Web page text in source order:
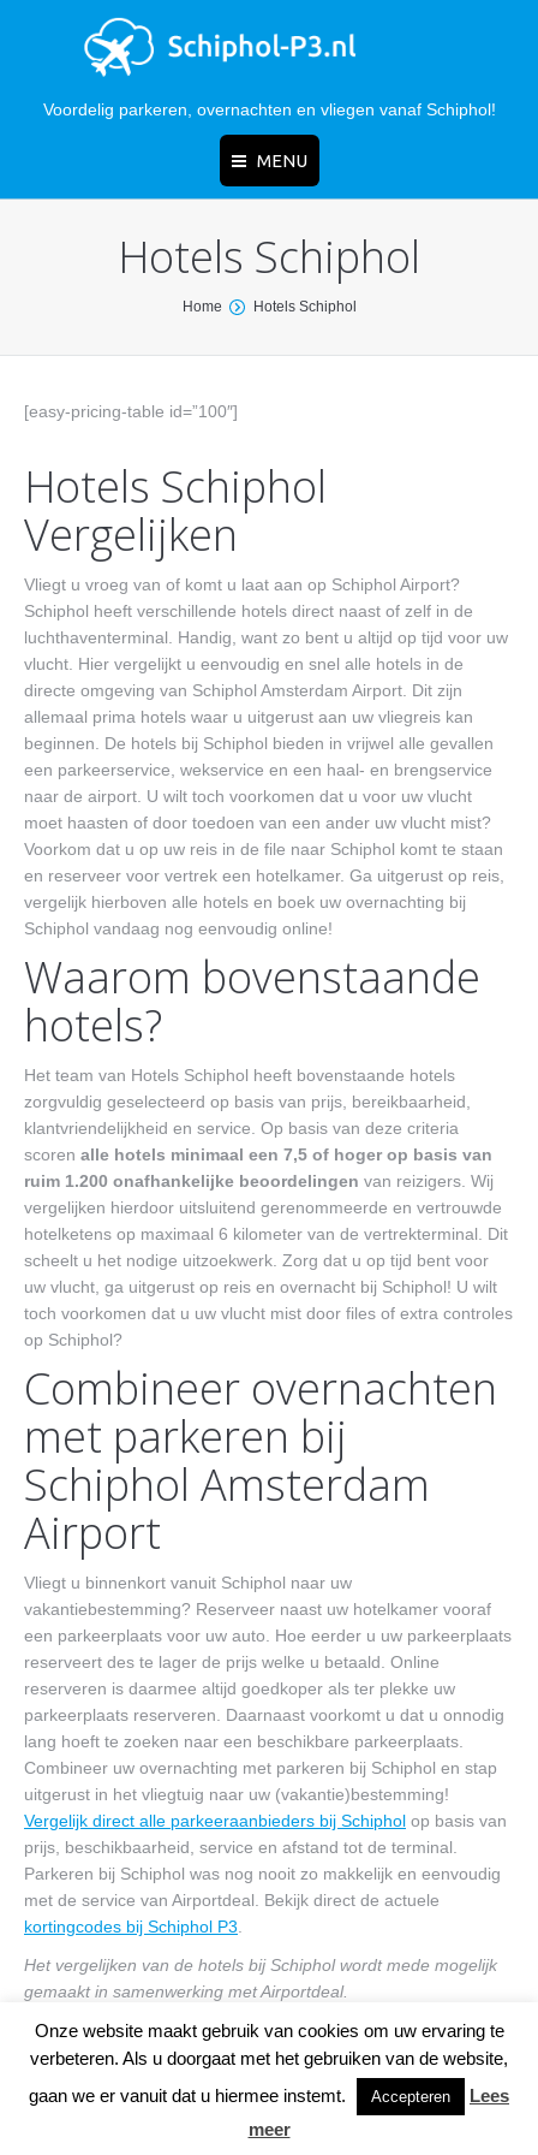
Voordelig parkeren, overnachten en vliegen vanaf Schiphol!
MENU
Home
Adres
Bestemmingen
Contact
Hotels Schiphol
Home Hotels Schiphol
[easy-pricing-table id=”100″]
Hotels Schiphol
Vergelijken
Vliegt u vroeg van of komt u laat aan op Schiphol Airport?
Schiphol heeft verschillende hotels direct naast of zelf in de
luchthaventerminal. Handig, want zo bent u altijd op tijd voor uw
vlucht. Hier vergelijkt u eenvoudig en snel alle hotels in de
directe omgeving van Schiphol Amsterdam Airport. Dit zijn
allemaal prima hotels waar u uitgerust aan uw vliegreis kan
beginnen. De hotels bij Schiphol bieden in vrijwel alle gevallen
een parkeerservice, wekservice en een haal- en brengservice
naar de airport. U wilt toch voorkomen dat u voor uw vlucht
moet haasten of door toedoen van een ander uw vlucht mist?
Voorkom dat u op uw reis in de file naar Schiphol komt te staan
en reserveer voor vertrek een hotelkamer. Ga uitgerust op reis,
vergelijk hierboven alle hotels en boek uw overnachting bij
Schiphol vandaag nog eenvoudig online!
Waarom bovenstaande
hotels?
Het team van Hotels Schiphol heeft bovenstaande hotels
zorgvuldig geselecteerd op basis van prijs, bereikbaarheid,
klantvriendelijkheid en service. Op basis van deze criteria
scoren alle hotels minimaal een 7,5 of hoger op basis van
ruim 1.200 onafhankelijke beoordelingen van reizigers. Wij
vergelijken hierdoor uitsluitend gerenommeerde en vertrouwde
hotelketens op maximaal 6 kilometer van de vertrekterminal. Dit
scheelt u het nodige uitzoekwerk. Zorg dat u op tijd bent voor
uw vlucht, ga uitgerust op reis en overnacht bij Schiphol! U wilt
toch voorkomen dat u uw vlucht mist door files of extra controles
op Schiphol?
Combineer overnachten
met parkeren bij
Schiphol Amsterdam
Airport
Vliegt u binnenkort vanuit Schiphol naar uw
vakantiebestemming? Reserveer naast uw hotelkamer vooraf
een parkeerplaats voor uw auto. Hoe eerder u uw parkeerplaats
reserveert des te lager de prijs welke u betaald. Online
reserveren is daarmee altijd goedkoper als ter plekke uw
parkeerplaats reserveren. Daarnaast voorkomt u dat u onnodig
lang hoeft te zoeken naar een beschikbare parkeerplaats.
Combineer uw overnachting met parkeren bij Schiphol en stap
uitgerust in het vliegtuig naar uw (vakantie)bestemming!
Vergelijk direct alle parkeeraanbieders bij Schiphol op basis van
prijs, beschikbaarheid, service en afstand tot de terminal.
Parkeren bij Schiphol was nog nooit zo makkelijk en eenvoudig
met de service van Airportdeal. Bekijk direct de actuele
kortingcodes bij Schiphol P3
Het vergelijken van de hotels bij Schiphol wordt mede mogelijk
gemaakt in samenwerking met Airportdeal.
© Copyright 2020 Schiphol-P3.nl | Trotse partner vanAirportdeal|Partners
|Disclaimer| Privacy & Cookies Policy | De website www.schiphol-p3.nl is
niet gelieerd aan de officiële website van Schiphol.
Onze website maakt gebruik van cookies om uw ervaring te
verbeteren. Als u doorgaat met het gebruiken van de website,
gaan we er vanuit dat u hiermee instemt.
Accepteren
Lees
meer